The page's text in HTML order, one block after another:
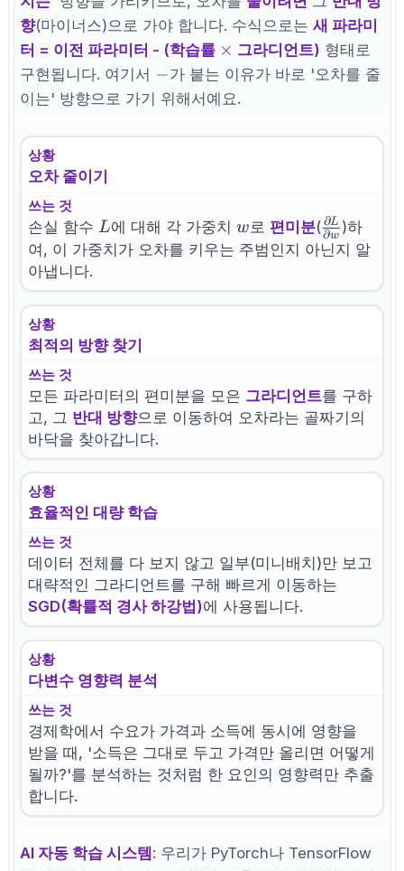
향(마이너스)으로 가야 합니다. 수식으로는새 파라미
터 = 이전 파라미터 - (학습률 \times
× 그라디언트) 형태로
구현됩니다. 여기서 -
−가 붙는 이유가 바로 '오차를 줄
이는' 방향으로 가기 위해서예요.
상황
오차 줄이기
쓰는 것
손실 함수 L
L에 대해 각 가중치 w
w로 편미분(∂w
∂L )하
여, 이 가중치가 오차를 키우는 주범인지 아닌지 알
아냅니다.
상황
최적의 방향 찾기
쓰는 것
모든 파라미터의 편미분을 모은 그라디언트를 구하
고, 그 반대 방향으로 이동하여 오차라는 골짜기의
바닥을 찾아갑니다.
상황
효율적인 대량 학습
쓰는 것
데이터 전체를 다 보지 않고 일부(미니배치)만 보고
대략적인 그라디언트를 구해 빠르게 이동하는
SGD(확률적 경사 하강법)에 사용됩니다.
상황
다변수 영향력 분석
쓰는 것
경제학에서 수요가 가격과 소득에 동시에 영향을
받을 때, '소득은 그대로 두고 가격만 올리면 어떻게
될까?'를 분석하는 것처럼 한 요인의 영향력만 추출
합니다.
AI 자동 학습 시스템: 우리가 PyTorch나 TensorFlow